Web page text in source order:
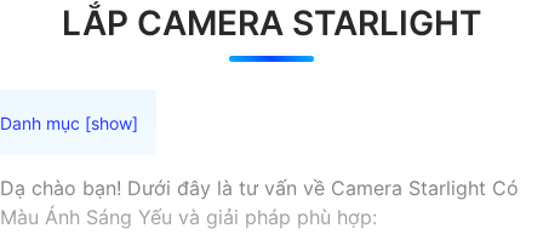
LẮP CAMERA STARLIGHT
Dạ chào bạn! Dưới đây là tư vấn về Camera Starlight Có
Màu Ánh Sáng Yếu và giải pháp phù hợp: